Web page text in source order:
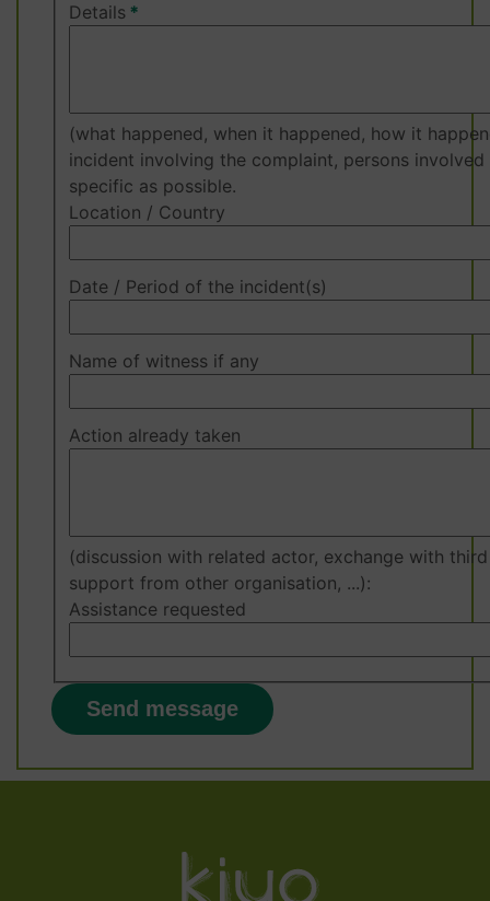
Details
(what happened, when it happened, how it
incident involving the complaint, persons
specific as possible.
Location / Country
Date / Period of the incident(s)
Name of witness if any
Action already taken
(discussion with related actor, exchange with
support from other organisation, ...):
Assistance requested